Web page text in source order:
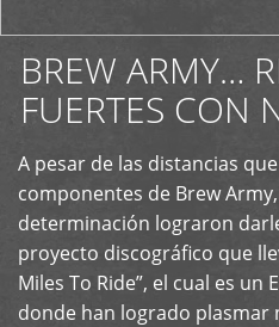
BREW ARMY…
FUERTES CON
A pesar de las distancias
componentes de Brew
determinación lograron
proyecto discográfico que
Miles To Ride”, el cual es un
donde han logrado plasmar